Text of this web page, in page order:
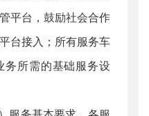
平台，鼓励社会合作
台接入；所有服务车
务所需的基础服务设